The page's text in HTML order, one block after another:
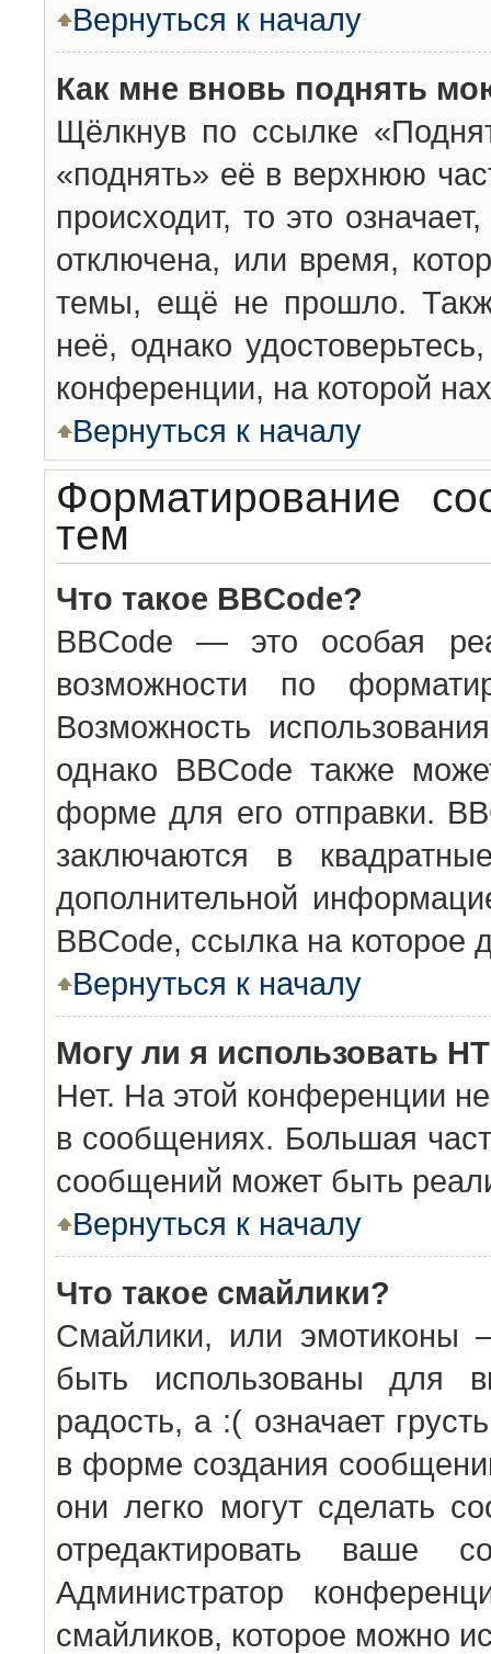
Вернуться к началу
Как мне вновь поднять
Щёлкнув по ссылке
«поднять» её в верхнюю
происходит, то это
отключена, или время,
темы, ещё не прошло.
неё, однако
конференции, на которой
Вернуться к началу
Форматирование
тем
Что такое BBCode?
BBCode — это особая
возможности по
Возможность
однако BBCode также
форме для его отправки.
заключаются в
дополнительной
BBCode, ссылка на
Вернуться к началу
Могу ли я использовать
Нет. На этой конференции
в сообщениях. Большая
сообщений может быть
Вернуться к началу
Что такое смайлики?
Смайлики, или эмотиконы
быть использованы для
радость, а :( означает
в форме создания
они легко могут сделать
отредактировать ваше
Администратор
смайликов, которое можно